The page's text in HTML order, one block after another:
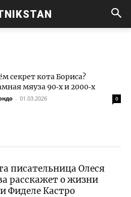
секрет кота Бориса?
мяуза 90‑х и 2000‑х
- 01.03.2026 0
писательница Олеся
расскажет о жизни
Фиделе Кастро